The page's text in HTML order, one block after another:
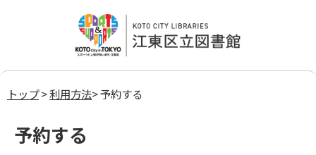
トップ>利用方法> 予約する
予約する